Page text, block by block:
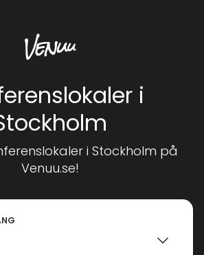
i
i Stockholm på
Venuu.se!